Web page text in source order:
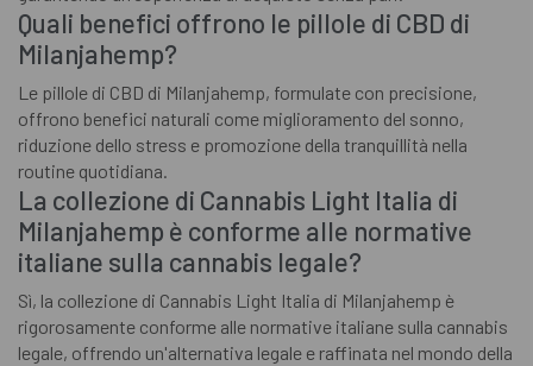
Quali benefici offrono le pillole di CBD di
Milanjahemp?
Le pillole di CBD di Milanjahemp, formulate con precisione,
offrono benefici naturali come miglioramento del sonno,
riduzione dello stress e promozione della tranquillità nella
routine quotidiana.
La collezione di Cannabis Light Italia di
Milanjahemp è conforme alle normative
italiane sulla cannabis legale?
Sì, la collezione di Cannabis Light Italia di Milanjahemp è
rigorosamente conforme alle normative italiane sulla cannabis
legale, offrendo un'alternativa legale e raffinata nel mondo della